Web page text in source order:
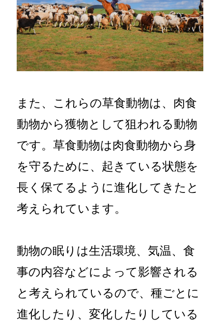
また、これらの草食動物は、肉食
動物から獲物として狙われる動物
です。草食動物は肉食動物から身
を守るために、起きている状態を
長く保てるように進化してきたと
考えられています。
動物の眠りは生活環境、気温、食
事の内容などによって影響される
と考えられているので、種ごとに
進化したり、変化したりしている